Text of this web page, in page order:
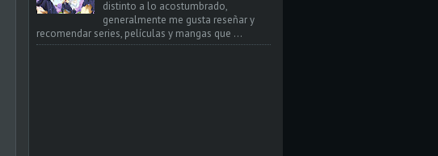
distinto a lo acostumbrado,
generalmente me gusta reseñar y
recomendar series, películas y mangas que ...